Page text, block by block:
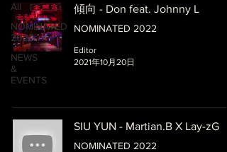
All
NOMINATED
2022
NEWS
&
EVENTS
傾向 - Don feat. Johnny L
NOMINATED 2022
Editor
2021年10月20日
SIU YUN - Martian.B X Lay-zG
NOMINATED 2022